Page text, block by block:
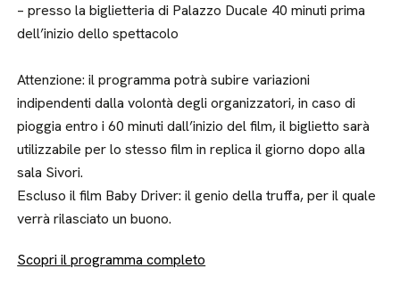
– presso la biglietteria di Palazzo Ducale 40 minuti prima
dell’inizio dello spettacolo
Attenzione: il programma potrà subire variazioni
indipendenti dalla volontà degli organizzatori, in caso di
pioggia entro i 60 minuti dall’inizio del film, il biglietto sarà
utilizzabile per lo stesso film in replica il giorno dopo alla
sala Sivori.
Escluso il film Baby Driver: il genio della truffa, per il quale
verrà rilasciato un buono.
Scopri il programma completo